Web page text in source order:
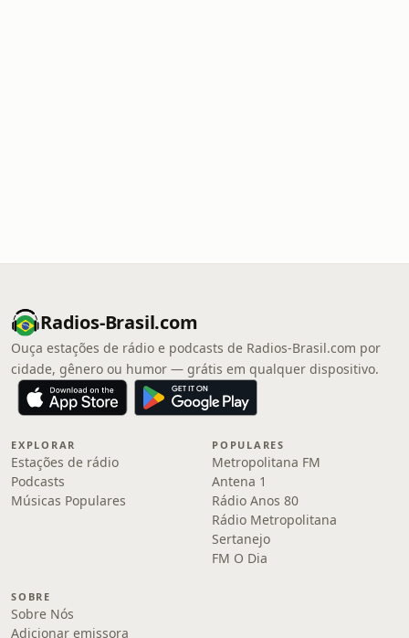
Radios-Brasil.com
Ouça estações de rádio e podcasts de Radios-Brasil.com por
cidade, gênero ou humor — grátis em qualquer dispositivo.
EXPLORAR
Estações de rádio
Podcasts
Músicas Populares
POPULARES
Metropolitana FM
Antena 1
Rádio Anos 80
Rádio Metropolitana
Sertanejo
FM O Dia
SOBRE
Sobre Nós
Adicionar emissora